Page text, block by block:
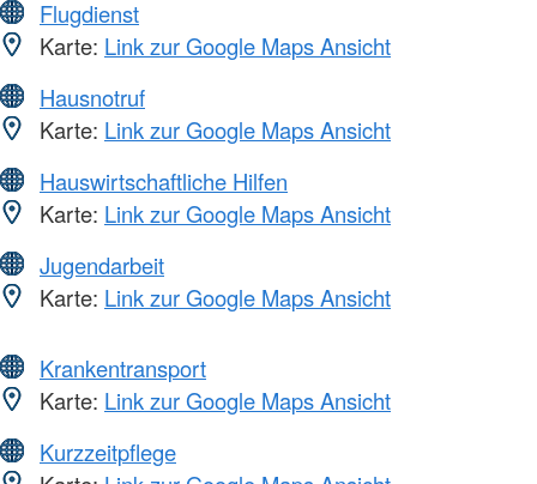
Flugdienst
Karte: Link zur Google Maps Ansicht
Hausnotruf
Karte: Link zur Google Maps Ansicht
Hauswirtschaftliche Hilfen
Karte: Link zur Google Maps Ansicht
Jugendarbeit
Karte: Link zur Google Maps Ansicht
Krankentransport
Karte: Link zur Google Maps Ansicht
Kurzzeitpflege